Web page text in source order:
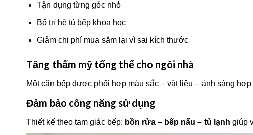
Tận dụng từng góc nhỏ
Bố trí hệ tủ bếp khoa học
Giảm chi phí mua sắm lại vì sai kích thước
Tăng thẩm mỹ tổng thể cho ngôi nhà
Một căn bếp được phối hợp màu sắc – vật liệu – ánh sáng
Đảm bảo công năng sử dụng
Thiết kế theo tam giác bếp: bồn rửa – bếp nấu – tủ lạnh giúp